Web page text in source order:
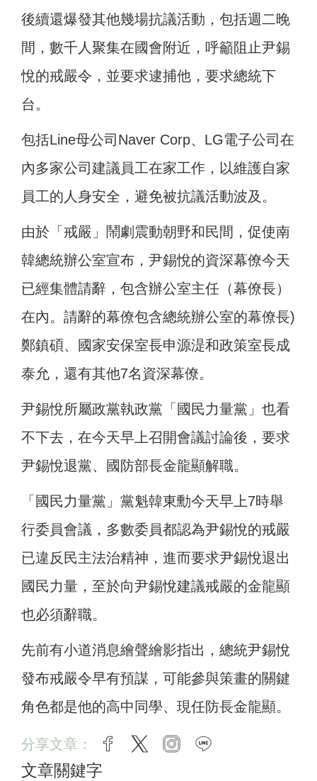
後續還爆發其他幾場抗議活動，包括週二晚
間，數千人聚集在國會附近，呼籲阻止尹錫
悅的戒嚴令，並要求逮捕他，要求總統下
台。
包括Line母公司Naver Corp、LG電子公司在
內多家公司建議員工在家工作，以維護自家
員工的人身安全，避免被抗議活動波及。
由於「戒嚴」鬧劇震動朝野和民間，促使南
韓總統辦公室宣布，尹錫悅的資深幕僚今天
已經集體請辭，包含辦公室主任（幕僚長）
在內。請辭的幕僚包含總統辦公室的幕僚長)
鄭鎮碩、國家安保室長申源湜和政策室長成
泰允，還有其他7名資深幕僚。
尹錫悅所屬政黨執政黨「國民力量黨」也看
不下去，在今天早上召開會議討論後，要求
尹錫悅退黨、國防部長金龍顯解職。
「國民力量黨」黨魁韓東勳今天早上7時舉
行委員會議，多數委員都認為尹錫悅的戒嚴
已違反民主法治精神，進而要求尹錫悅退出
國民力量，至於向尹錫悅建議戒嚴的金龍顯
也必須辭職。
先前有小道消息繪聲繪影指出，總統尹錫悅
發布戒嚴令早有預謀，可能參與策畫的關鍵
角色都是他的高中同學、現任防長金龍顯。
分享文章： facebook
twitter instagram
文章關鍵字